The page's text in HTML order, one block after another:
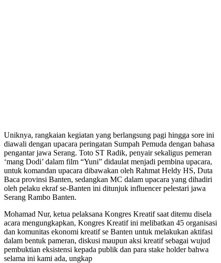
Uniknya, rangkaian kegiatan yang berlangsung pagi hingga sore ini
diawali dengan upacara peringatan Sumpah Pemuda dengan bahasa
pengantar jawa Serang. Toto ST Radik, penyair sekaligus pemeran
‘mang Dodi’ dalam film “Yuni” didaulat menjadi pembina upacara,
untuk komandan upacara dibawakan oleh Rahmat Heldy HS, Duta
Baca provinsi Banten, sedangkan MC dalam upacara yang dihadiri
oleh pelaku ekraf se-Banten ini ditunjuk influencer pelestari jawa
Serang Rambo Banten.
Mohamad Nur, ketua pelaksana Kongres Kreatif saat ditemu disela
acara mengungkapkan, Kongres Kreatif ini melibatkan 45 organisasi
dan komunitas ekonomi kreatif se Banten untuk melakukan aktifasi
dalam bentuk pameran, diskusi maupun aksi kreatif sebagai wujud
pembuktian eksistensi kepada publik dan para stake holder bahwa
selama ini kami ada, ungkap